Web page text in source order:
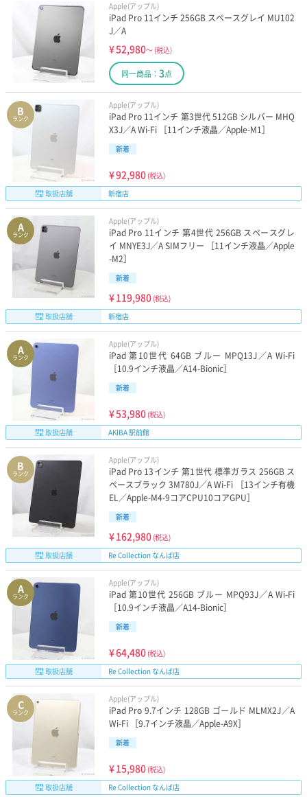
Apple(アップル)
iPad Pro 11インチ 256GB スペースグレイ MU102
J／A
¥52,980～ (税込)
同一商品： 3点
B
ランク
Apple(アップル)
iPad Pro 11インチ 第3世代 512GB シルバー MHQ
X3J／A Wi-Fi ［11インチ液晶／Apple-M1］
新着
¥92,980 (税込)
取扱店舗
新宿店
A
ランク
Apple(アップル)
iPad Pro 11インチ 第4世代 256GB スペースグレ
イ MNYE3J／A SIMフリー ［11インチ液晶／Apple
-M2］
新着
¥119,980 (税込)
取扱店舗
新宿店
A
ランク
Apple(アップル)
iPad 第10世代 64GB ブルー MPQ13J／A Wi-Fi
［10.9インチ液晶／A14-Bionic］
新着
¥53,980 (税込)
取扱店舗
AKIBA 駅前館
B
ランク
Apple(アップル)
iPad Pro 13インチ 第1世代 標準ガラス 256GB ス
ペースブラック 3M780J／A Wi-Fi ［13インチ有機
EL／Apple-M4-9コアCPU10コアGPU］
新着
¥162,980 (税込)
取扱店舗
Re Collection なんば店
A
ランク
Apple(アップル)
iPad 第10世代 256GB ブルー MPQ93J／A Wi-Fi
［10.9インチ液晶／A14-Bionic］
新着
¥64,480 (税込)
取扱店舗
Re Collection なんば店
C
ランク
Apple(アップル)
iPad Pro 9.7インチ 128GB ゴールド MLMX2J／A
Wi-Fi ［9.7インチ液晶／Apple-A9X］
新着
¥15,980 (税込)
取扱店舗
Re Collection なんば店